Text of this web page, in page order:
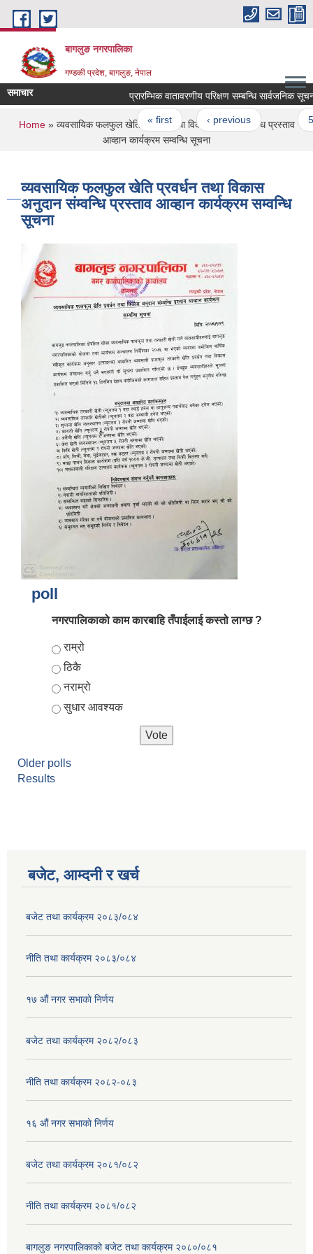
Skip to main content
बागलुङ नगरपालिका
गण्डकी प्रदेश, बागलुङ, नेपाल
समाचार प्रारम्भिक वातावरणीय परिक्षण सम्बन्धि सार्वजनिक सूचना
Pages
« first ‹ previous … 59
You are here
Home» व्यवसायिक फलफुल खेति प्रवर्धन तथा विकास अनुदान संम्वन्धि प्रस्ताव
आव्हान कार्यक्रम सम्वन्धि सूचना
व्यवसायिक फलफुल खेति प्रवर्धन तथा विकास
अनुदान संम्वन्धि प्रस्ताव आव्हान कार्यक्रम सम्वन्धि
सूचना
poll
नगरपालिकाको काम कारबाहि तँपाईलाई कस्तो लाग्छ ?
Choices
राम्रो
ठिकै
नराम्रो
सुधार आवश्यक
Older polls
Results
बजेट, आम्दनी र खर्च
बजेट तथा कार्यक्रम २०८३/०८४
नीति तथा कार्यक्रम २०८३/०८४
१७ ‌‍औं नगर सभाकाे निर्णय
बजेट तथा कार्यक्रम २०८२/०८३
नीति तथा कार्यक्रम २०८२-०८३
१६ ‌औं नगर सभाकाे निर्णय
बजेट तथा कार्यक्रम २०८१/०८२
नीति तथा कार्यक्रम २०८१/०८२
बागलुङ नगरपालिकाको बजेट तथा कार्यक्रम २०८०/०८१